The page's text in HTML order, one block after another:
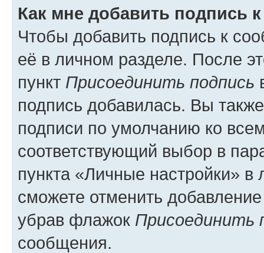
Как мне добавить подпись
Чтобы добавить подпись к
её в личном разделе. После
пункт Присоединить подпись
подпись добавилась. Вы
подписи по умолчанию ко
соответствующий выбор в
пункта «Личные настройки»
сможете отменить
убрав флажок Присоединить
сообщения.